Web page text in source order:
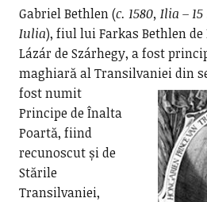
Gabriel Bethlen (c. 1580, Ilia –
Iulia), fiul lui Farkas Bethlen
Lázár de Szárhegy, a fost
maghiară al Transilvaniei din
fost numit
Principe de Înalta
Poartă, fiind
recunoscut și de
Stările
Transilvaniei,